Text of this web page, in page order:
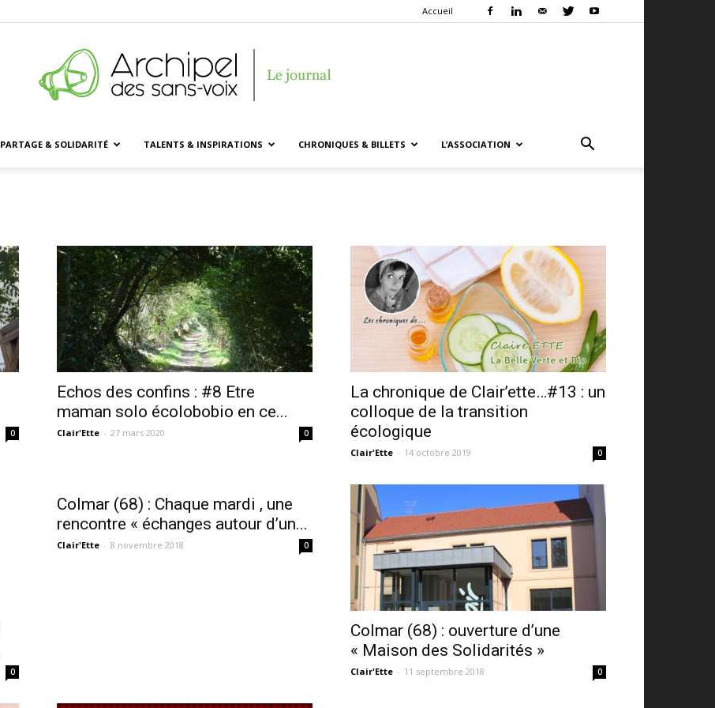
Accueil
des
sans-
PARTAGE & SOLIDARITÉ TALENTS & INSPIRATIONS CHRONIQUES & BILLETS L’ASSOCIATION
0
Echos des confins : #8 Etre
maman solo écolobobio en ce...
Clair'Ette - 27 mars 2020 0
La chronique de Clair’ette…#13 : un
colloque de la transition
écologique
Clair'Ette - 14 octobre 2019 0
0
Colmar (68) : Chaque mardi , une
rencontre « échanges autour d’un...
Clair'Ette - 8 novembre 2018 0
Colmar (68) : ouverture d’une
« Maison des Solidarités »
Clair'Ette - 11 septembre 2018 0